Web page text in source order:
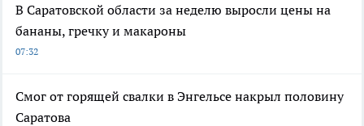
В Саратовской области за неделю выросли цены на
бананы, гречку и макароны
07:32
Смог от горящей свалки в Энгельсе накрыл половину
Саратова